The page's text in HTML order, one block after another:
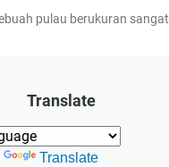
pulau berukuran sangat
Translate
Translate